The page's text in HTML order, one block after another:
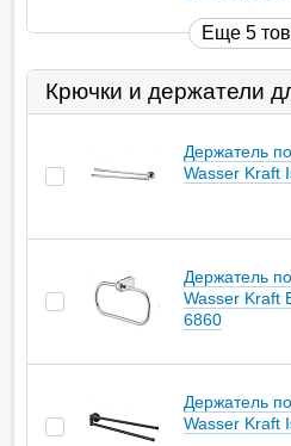
Еще 5
Крючки и держатели
Держатель
Wasser Kraft
Держатель
Wasser Kraft
6860
Держатель
Wasser Kraft